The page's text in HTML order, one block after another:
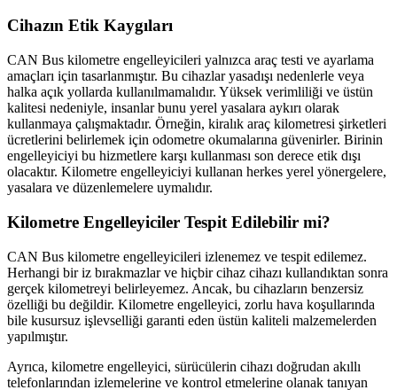
Cihazın Etik Kaygıları
CAN Bus kilometre engelleyicileri yalnızca araç testi ve ayarlama
amaçları için tasarlanmıştır. Bu cihazlar yasadışı nedenlerle veya
halka açık yollarda kullanılmamalıdır. Yüksek verimliliği ve üstün
kalitesi nedeniyle, insanlar bunu yerel yasalara aykırı olarak
kullanmaya çalışmaktadır. Örneğin, kiralık araç kilometresi şirketleri
ücretlerini belirlemek için odometre okumalarına güvenirler. Birinin
engelleyiciyi bu hizmetlere karşı kullanması son derece etik dışı
olacaktır. Kilometre engelleyiciyi kullanan herkes yerel yönergelere,
yasalara ve düzenlemelere uymalıdır.
Kilometre Engelleyiciler Tespit Edilebilir mi?
CAN Bus kilometre engelleyicileri izlenemez ve tespit edilemez.
Herhangi bir iz bırakmazlar ve hiçbir cihaz cihazı kullandıktan sonra
gerçek kilometreyi belirleyemez. Ancak, bu cihazların benzersiz
özelliği bu değildir. Kilometre engelleyici, zorlu hava koşullarında
bile kusursuz işlevselliği garanti eden üstün kaliteli malzemelerden
yapılmıştır.
Ayrıca, kilometre engelleyici, sürücülerin cihazı doğrudan akıllı
telefonlarından izlemelerine ve kontrol etmelerine olanak tanıyan